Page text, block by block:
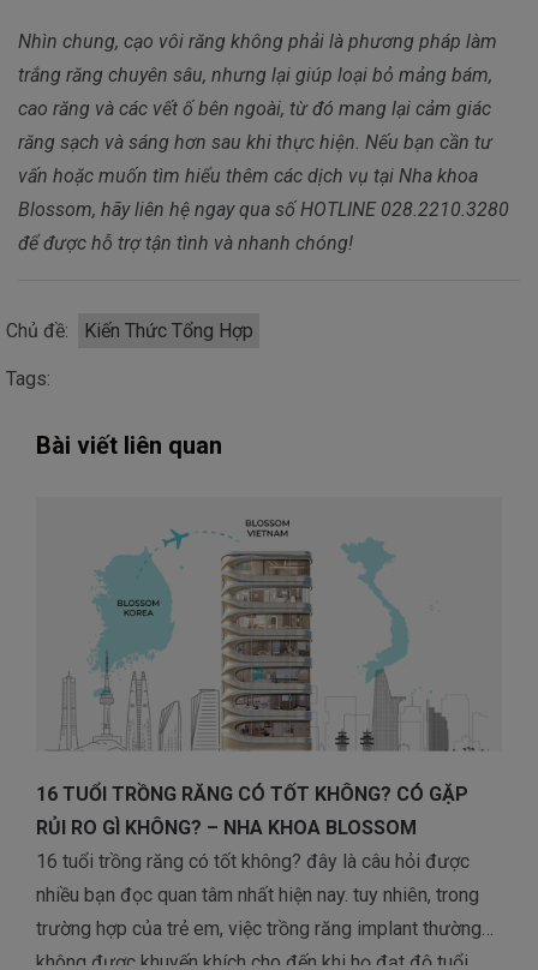
Nhìn chung, cạo vôi răng không phải là phương pháp làm
trắng răng chuyên sâu, nhưng lại giúp loại bỏ mảng bám,
cao răng và các vết ố bên ngoài, từ đó mang lại cảm giác
răng sạch và sáng hơn sau khi thực hiện. Nếu bạn cần tư
vấn hoặc muốn tìm hiểu thêm các dịch vụ tại Nha khoa
Blossom, hãy liên hệ ngay qua số HOTLINE 028.2210.3280
để được hỗ trợ tận tình và nhanh chóng!
Chủ đề: Kiến Thức Tổng Hợp
Tags:
Bài viết liên quan
16 TUỔI TRỒNG RĂNG CÓ TỐT KHÔNG? CÓ GẶP
RỦI RO GÌ KHÔNG? – NHA KHOA BLOSSOM
16 tuổi trồng răng có tốt không? đây là câu hỏi được
nhiều bạn đọc quan tâm nhất hiện nay. tuy nhiên, trong
trường hợp của trẻ em, việc trồng răng implant thường
không được khuyến khích cho đến khi họ đạt độ tuổi